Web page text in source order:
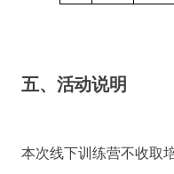
五、活动说明
本次线下训练营不收取